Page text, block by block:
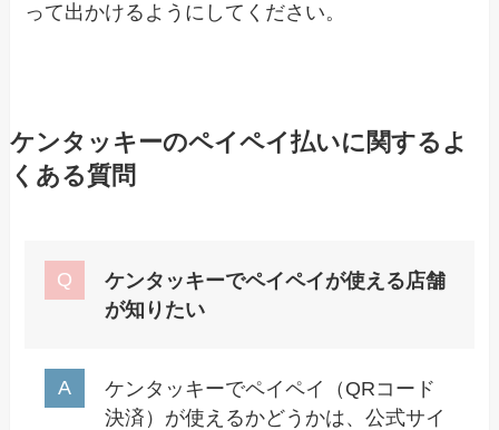
って出かけるようにしてください。
ケンタッキーのペイペイ払いに関するよ
くある質問
ケンタッキーでペイペイが使える店舗
が知りたい
ケンタッキーでペイペイ（QRコード
決済）が使えるかどうかは、公式サイ